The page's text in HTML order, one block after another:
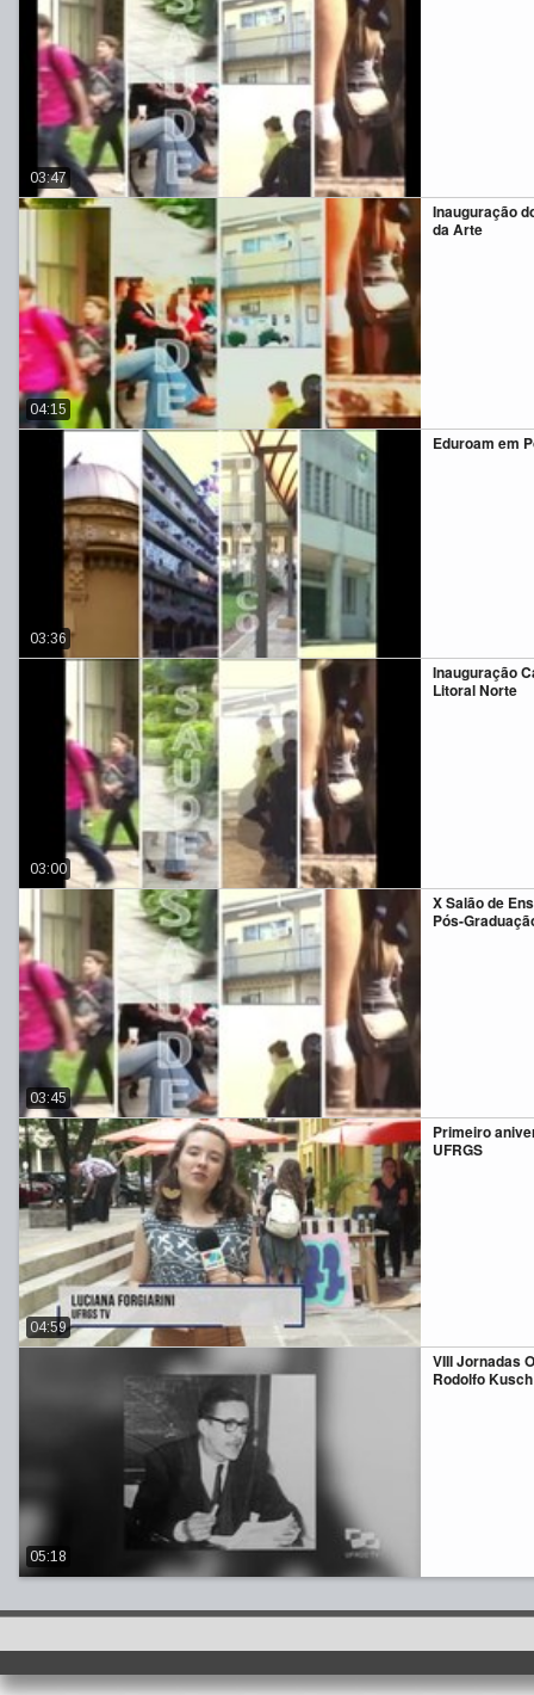
03:47
Inauguração
da Arte
04:15
Eduroam em
03:36
Inauguração
Litoral Norte
03:00
X Salão de
Pós-
03:45
Primeiro
UFRGS
04:59
VIII Jornadas
Rodolfo Kusch
05:18